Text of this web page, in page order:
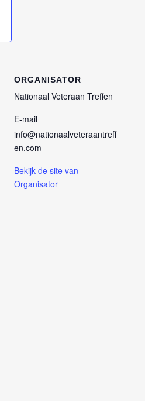
ORGANISATOR
Nationaal Veteraan Treffen
E-mail
info@nationaalveteraantreff
en.com
Bekijk de site van
Organisator